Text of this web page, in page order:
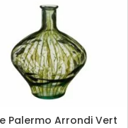
Palermo Arrondi Vert